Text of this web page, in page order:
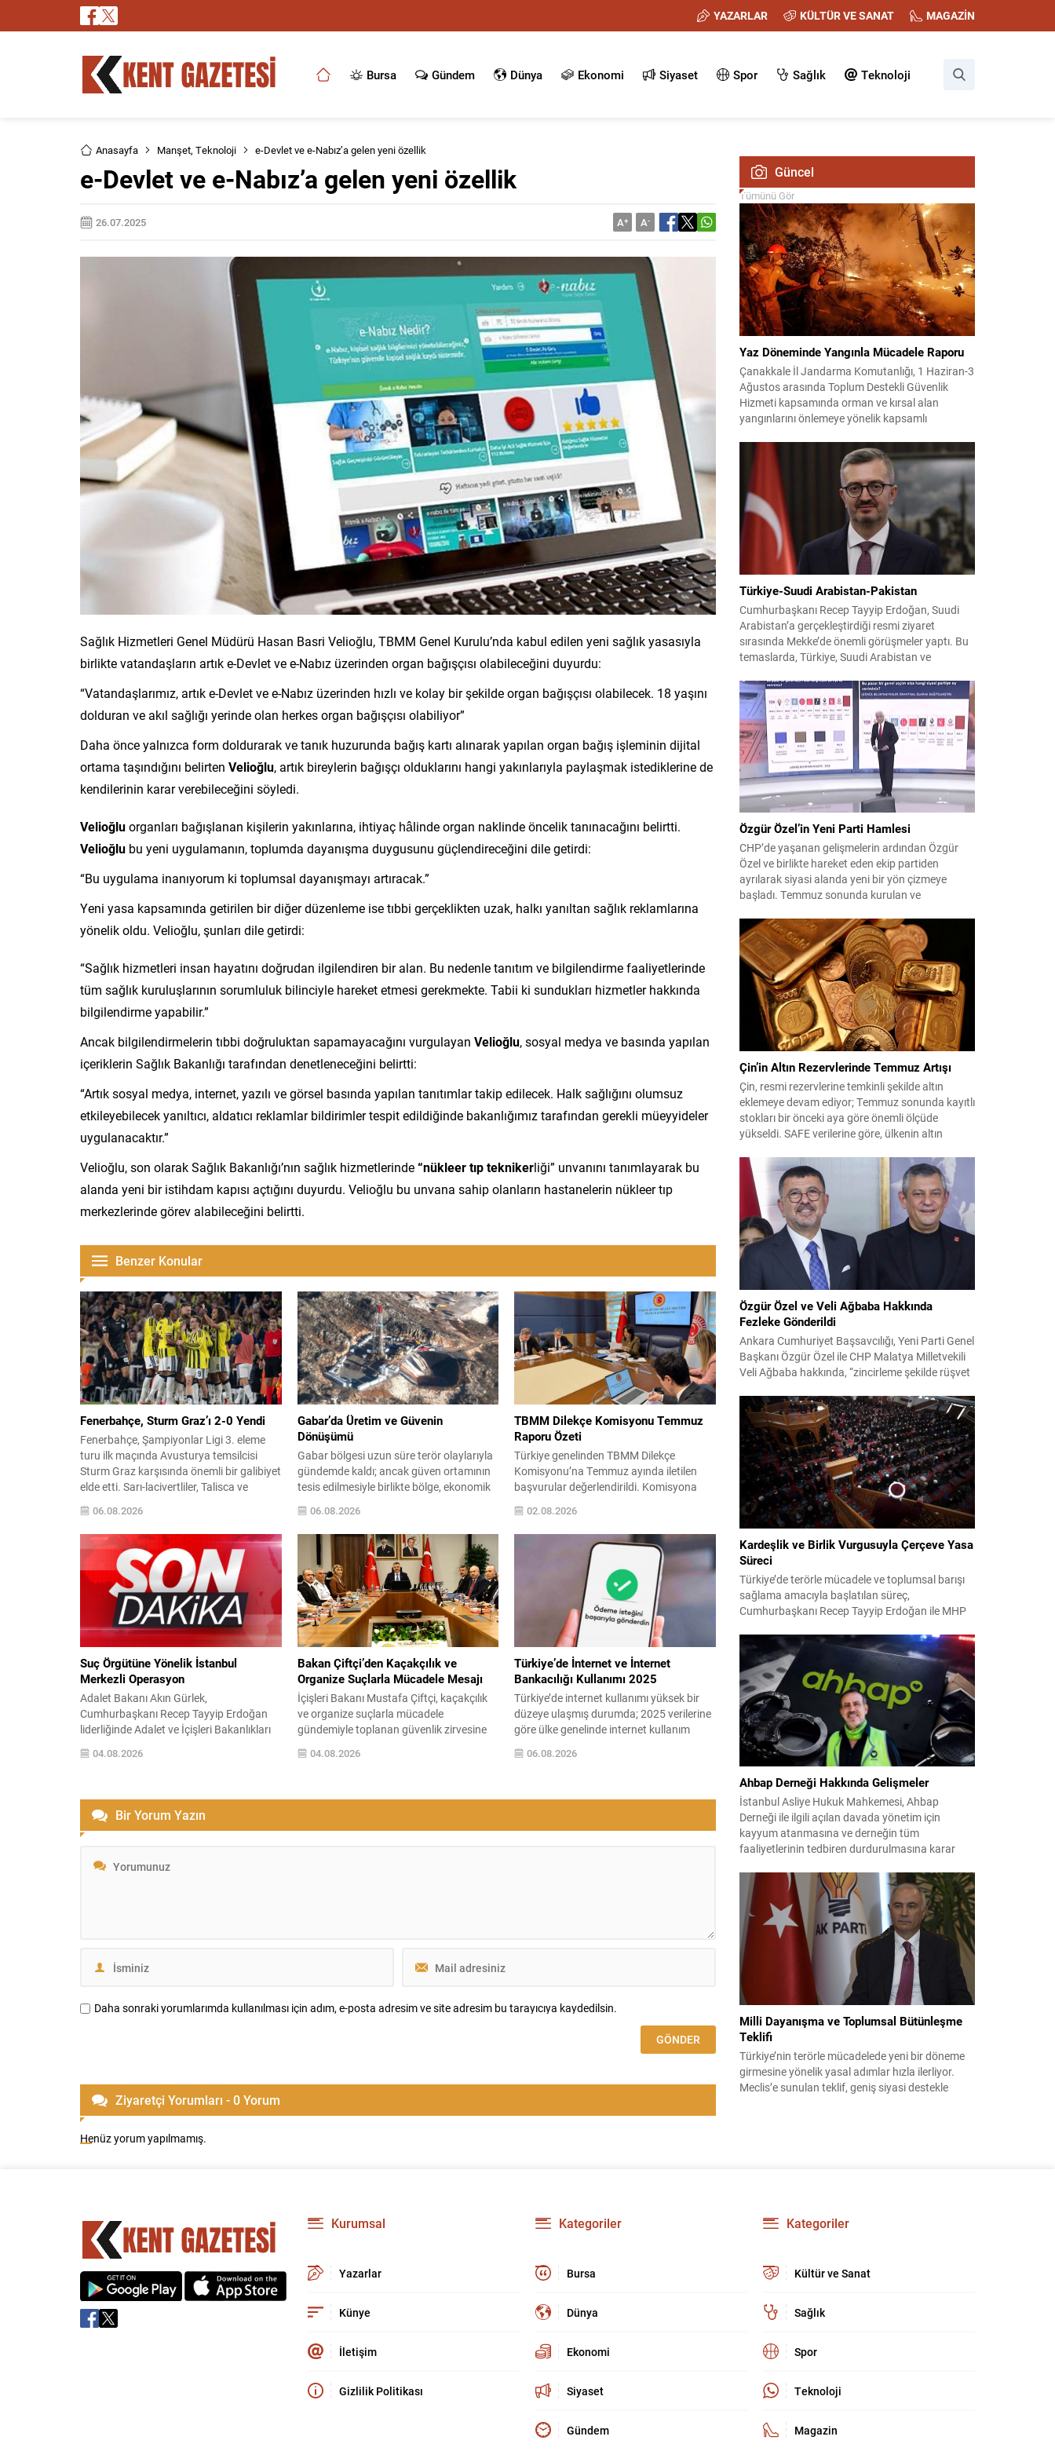
YAZARLAR KÜLTÜR VE SANAT MAGAZİN
Bursa Gündem Dünya Ekonomi Siyaset Spor Sağlık Teknoloji
Anasayfa Manşet, Teknoloji e-Devlet ve e-Nabız’a gelen yeni özellik
e-Devlet ve e-Nabız’a gelen yeni özellik
26.07.2025 A+ A-
Sağlık Hizmetleri Genel Müdürü Hasan Basri Velioğlu, TBMM Genel Kurulu’nda kabul edilen yeni sağlık yasasıyla
birlikte vatandaşların artık e-Devlet ve e-Nabız üzerinden organ bağışçısı olabileceğini duyurdu:
“Vatandaşlarımız, artık e-Devlet ve e-Nabız üzerinden hızlı ve kolay bir şekilde organ bağışçısı olabilecek. 18 yaşını
dolduran ve akıl sağlığı yerinde olan herkes organ bağışçısı olabiliyor”
Daha önce yalnızca form doldurarak ve tanık huzurunda bağış kartı alınarak yapılan organ bağış işleminin dijital
ortama taşındığını belirten Velioğlu, artık bireylerin bağışçı olduklarını hangi yakınlarıyla paylaşmak istediklerine de
kendilerinin karar verebileceğini söyledi.
Velioğluorganları bağışlanan kişilerin yakınlarına, ihtiyaç hâlinde organ naklinde öncelik tanınacağını belirtti.
Velioğlu bu yeni uygulamanın, toplumda dayanışma duygusunu güçlendireceğini dile getirdi:
“Bu uygulama inanıyorum ki toplumsal dayanışmayı artıracak.”
Yeni yasa kapsamında getirilen bir diğer düzenleme ise tıbbi gerçeklikten uzak, halkı yanıltan sağlık reklamlarına
yönelik oldu. Velioğlu, şunları dile getirdi:
“Sağlık hizmetleri insan hayatını doğrudan ilgilendiren bir alan. Bu nedenle tanıtım ve bilgilendirme faaliyetlerinde
tüm sağlık kuruluşlarının sorumluluk bilinciyle hareket etmesi gerekmekte. Tabii ki sundukları hizmetler hakkında
bilgilendirme yapabilir.”
Ancak bilgilendirmelerin tıbbi doğruluktan sapamayacağını vurgulayan Velioğlu, sosyal medya ve basında yapılan
içeriklerin Sağlık Bakanlığı tarafından denetleneceğini belirtti:
“Artık sosyal medya, internet, yazılı ve görsel basında yapılan tanıtımlar takip edilecek. Halk sağlığını olumsuz
etkileyebilecek yanıltıcı, aldatıcı reklamlar bildirimler tespit edildiğinde bakanlığımız tarafından gerekli müeyyideler
uygulanacaktır.”
Velioğlu, son olarak Sağlık Bakanlığı’nın sağlık hizmetlerinde“nükleer tıp teknikerliği” unvanını tanımlayarak bu
alanda yeni bir istihdam kapısı açtığını duyurdu. Velioğlu bu unvana sahip olanların hastanelerin nükleer tıp
merkezlerinde görev alabileceğini belirtti.
Benzer Konular
Fenerbahçe, Sturm Graz’ı 2-0 Yendi
Fenerbahçe, Şampiyonlar Ligi 3. eleme
turu ilk maçında Avusturya temsilcisi
Sturm Graz karşısında önemli bir galibiyet
elde etti. Sarı-lacivertliler, Talisca ve
Greenwood’un attığı gollerle sahadan 2-0
üstün ayrıldı ve rövanş öncesi avantaj
sağladı. Karşılaşma sonrası takım
yönetimi mücadeleyi değerlendirdi ve
gelecek planlarına dair bilgi verdi.
Futboldan sorumlu yönetici Cihan
Kamer,...
06.08.2026
Gabar’da Üretim ve Güvenin
Dönüşümü
Gabar bölgesi uzun süre terör olaylarıyla
gündemde kaldı; ancak güven ortamının
tesis edilmesiyle birlikte bölge, ekonomik
faaliyetlere açıldı. Türkiye Petrolleri
Anonim Ortaklığı (TPAO) burada rahatça
sismik ve sondaj çalışmaları yürüterek
saha potansiyelini değerlendirdi. 2021
yılında Şırnak Gabar’da yapılan
çalışmalar neticesinde Cumhuriyet
tarihinin en büyük petrol keşfi
gerçekleştirildi ve üretime alınan...
06.08.2026
TBMM Dilekçe Komisyonu Temmuz
Raporu Özeti
Türkiye genelinden TBMM Dilekçe
Komisyonu’na Temmuz ayında iletilen
başvurular değerlendirildi. Komisyona
toplam bin 610 dilekçe ulaştı; bunların
207’si kadınlardan geldi. En yoğun
başvuru alanları çalışma ve sosyal
güvenlik ile adalet konuları olurken, en
çok dilekçe gönderen iller İstanbul,
Ankara ve İzmir olarak sıralandı.
Komisyonun inceleme kayıtlarında,
vatandaşlardan farklı ve dikkat...
02.08.2026
Suç Örgütüne Yönelik İstanbul
Merkezli Operasyon
Adalet Bakanı Akın Gürlek,
Cumhurbaşkanı Recep Tayyip Erdoğan
liderliğinde Adalet ve İçişleri Bakanlıkları
ile yürütülen koordineli çalışmalar
sayesinde suç örgütlerine karşı
yürütülen soruşturma ve emniyet
operasyonlarının sahada etkin şekilde
uygulandığını belirtti. Soruşturmada,
ekspertiz raporlarıyla değeri yükseltilerek
04.08.2026
Bakan Çiftçi’den Kaçakçılık ve
Organize Suçlarla Mücadele Mesajı
İçişleri Bakanı Mustafa Çiftçi, kaçakçılık
ve organize suçlarla mücadele
gündemiyle toplanan güvenlik zirvesine
başkanlık etti. Sosyal medya üzerinden
yaptığı açıklamada, önceliklerinin suç
04.08.2026
Türkiye’de İnternet ve İnternet
Bankacılığı Kullanımı 2025
Türkiye’de internet kullanımı yüksek bir
düzeye ulaşmış durumda; 2025 verilerine
göre ülke genelinde internet kullanım
oranı yüzde 92,3 olarak saptandı. Bu
yaygınlığın bir sonucu olarak, çevrimiçi
06.08.2026
Bir Yorum Yazın
Daha sonraki yorumlarımda kullanılması için adım, e-posta adresim ve site adresim bu tarayıcıya kaydedilsin.
Ziyaretçi Yorumları - 0 Yorum
Henüz yorum yapılmamış.
Güncel
Tümünü Gör
Yaz Döneminde Yangınla Mücadele Raporu
Çanakkale İl Jandarma Komutanlığı, 1 Haziran-3
Ağustos arasında Toplum Destekli Güvenlik
Hizmeti kapsamında orman ve kırsal alan
yangınlarını önlemeye yönelik kapsamlı
görev yapan 178 tim ve 742 personel, sahada
aktif olarak halkı bilinçlendirdi ve denetim
faaliyetleri gerçekleştirdi. Faaliyetler esnasında
bin 315 biçerdöver ve balya...
Türkiye-Suudi Arabistan-Pakistan
Cumhurbaşkanı Recep Tayyip Erdoğan, Suudi
Arabistan’a gerçekleştirdiği resmi ziyaret
sırasında Mekke’de önemli görüşmeler yaptı. Bu
temaslarda, Türkiye, Suudi Arabistan ve
birliği çerçevesi oluşturuldu. Ziyaretin en somut
çıktısı, üç ülkenin imza attığı Mekke Ortak
Savunma Anlaşması oldu. Anlaşma; ortak
güvenlik yaklaşımıyla bölgesel barış, istikrar...
Özgür Özel’in Yeni Parti Hamlesi
CHP’de yaşanan gelişmelerin ardından Özgür
Özel ve birlikte hareket eden ekip partiden
ayrılarak siyasi alanda yeni bir yön çizmeye
başladı. Temmuz sonunda kurulan ve
kısa sürede muhalif medyanın gündemine girdi.
Kuruluşun hemen ardından bazı anket sonuçları
kamuoyuna yansıyınca, partinin tabanda karşılık
bulduğu iddiaları gündemi...
Çin’in Altın Rezervlerinde Temmuz Artışı
Çin, resmi rezervlerine temkinli şekilde altın
eklemeye devam ediyor; Temmuz sonunda kayıtlı
stokları bir önceki aya göre önemli ölçüde
yükseldi. SAFE verilerine göre, ülkenin altın
göstererek 76.080.000 ons seviyesine ulaştı. Bu
artış, Çin’in aylık alımlarında yıl içinde dikkat
çeken bir yükselişi temsil ediyor. Temmuz...
Özgür Özel ve Veli Ağbaba Hakkında
Fezleke Gönderildi
Ankara Cumhuriyet Başsavcılığı, Yeni Parti Genel
Başkanı Özgür Özel ile CHP Malatya Milletvekili
Veli Ağbaba hakkında, “zincirleme şekilde rüşvet
Adalet Bakanlığı’na sevk etti. Fezlekeler, 31 Mart
2024 yerel seçimleri ve 4-5 Kasım 2023’teki CHP
38. Olağan Kurultayı sürecine ilişkin iddiaları
kapsıyor. Daha önce Antalya ve İstanbul...
Kardeşlik ve Birlik Vurgusuyla Çerçeve Yasa
Süreci
Türkiye’de terörle mücadele ve toplumsal barışı
sağlama amacıyla başlatılan süreç,
Cumhurbaşkanı Recep Tayyip Erdoğan ile MHP
bir döneme girdi. Yaklaşık iki yıldır devam eden
çalışmaların ardından şimdi sürecin yasal zemini,
12 maddelik bir çerçeve yasa ile şekillendiriliyor.
Bugün komisyonda görüşülecek olan bu yasa
taslağı,...
Ahbap Derneği Hakkında Gelişmeler
İstanbul Asliye Hukuk Mahkemesi, Ahbap
Derneği ile ilgili açılan davada yönetim için
kayyum atanmasına ve derneğin tüm
faaliyetlerinin tedbiren durdurulmasına karar
kararı verilmiş olup son adım doğrudan yönetime
ilişkin bir tedbir niteliği taşıyor. İstanbul Emniyet
Müdürlüğü Mali Suçlarla Mücadele Şube
Müdürlüğü ve İstanbul...
Milli Dayanışma ve Toplumsal Bütünleşme
Teklifi
Türkiye’nin terörle mücadelede yeni bir döneme
girmesine yönelik yasal adımlar hızla ilerliyor.
Meclis’e sunulan teklif, geniş siyasi destekle
Kurumsal
Yazarlar
Künye
İletişim
Gizlilik Politikası
Kategoriler
Bursa
Dünya
Ekonomi
Siyaset
Gündem
Kategoriler
Kültür ve Sanat
Sağlık
Spor
Teknoloji
Magazin